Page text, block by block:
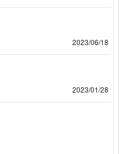
2023/06/18
2023/01/28